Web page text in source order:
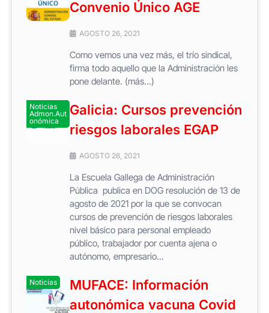
Convenio Único AGE
AGOSTO 26, 2021
Como vemos una vez más, el trío sindical,
firma todo aquello que la Administración les
pone delante. (más…)
Noticias
Admon.Aut
onómica
Galicia: Cursos prevención
riesgos laborales EGAP
AGOSTO 26, 2021
La Escuela Gallega de Administración
Pública publica en DOG resolución de 13 de
agosto de 2021 por la que se convocan
cursos de prevención de riesgos laborales
nivel básico para personal empleado
público, trabajador por cuenta ajena o
autónomo, empresario...
Noticias
MUFACE: Información
autonómica vacuna Covid